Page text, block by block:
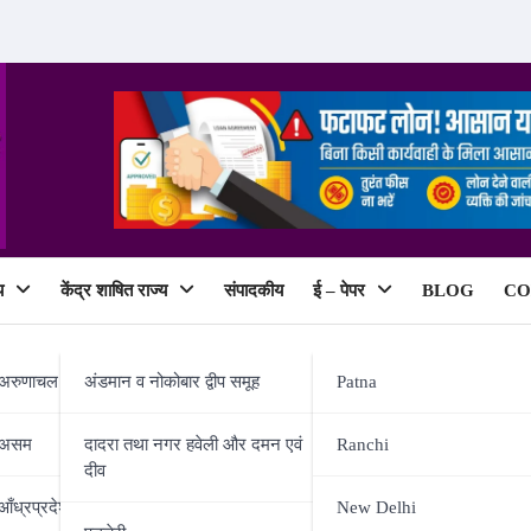
प्रदेश
केंद्र शाषित राज्य
अंडमान व नोकोबार द्वीप समूह
दादरा तथा नगर हवेली और दमन एवं
दीव
संपादकीय ई – पेपर
Patna
Ranchi
New Delhi
BLOG
स्वयं करते हैं नीतीश कुमार –